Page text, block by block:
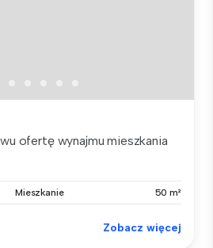
ofertę wynajmu mieszkania
Mieszkanie 50 m²
Zobacz więcej